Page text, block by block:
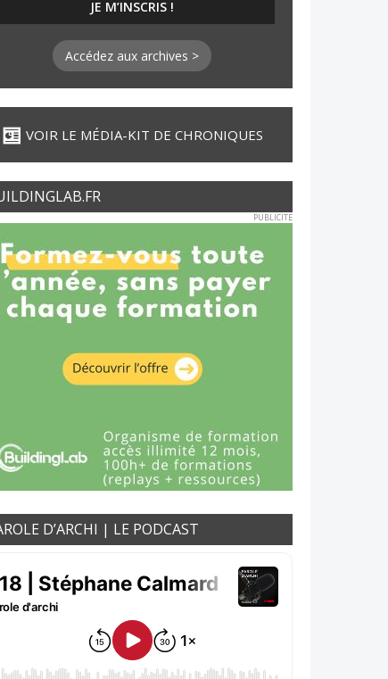
Accédez aux archives >
VOIR LE MÉDIA-KIT DE CHRONIQUES
PUBLICITE
D’ARCHI | LE PODCAST